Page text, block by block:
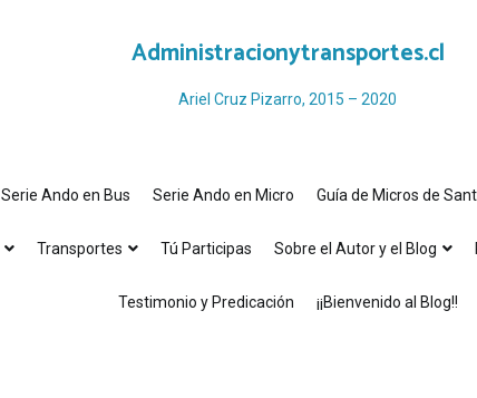
Administracionytransportes.cl
Ariel Cruz Pizarro, 2015 – 2020
Serie Ando en Bus Serie Ando en Micro Guía de Micros de
Transportes Tú Participas Sobre el Autor y el Blog
Testimonio y Predicación ¡¡Bienvenido al Blog!!